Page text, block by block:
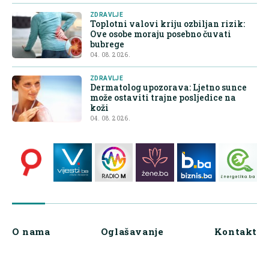
ZDRAVLJE
Toplotni valovi kriju ozbiljan rizik:
Ove osobe moraju posebno čuvati
bubrege
04. 08. 2026.
ZDRAVLJE
Dermatolog upozorava: Ljetno sunce
može ostaviti trajne posljedice na
koži
04. 08. 2026.
O nama Oglašavanje Kontakt